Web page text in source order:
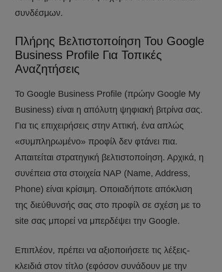
συνδέσμων.
Πλήρης Βελτιστοποίηση Του Google
Business Profile Για Τοπικές
Αναζητήσεις
Το Google Business Profile (πρώην Google My
Business) είναι η απόλυτη ψηφιακή βιτρίνα σας.
Για τις επιχειρήσεις στην Αττική, ένα απλώς
«συμπληρωμένο» προφίλ δεν φτάνει πια.
Απαιτείται στρατηγική βελτιστοποίηση. Αρχικά, η
συνέπεια στα στοιχεία NAP (Name, Address,
Phone) είναι κρίσιμη. Οποιαδήποτε απόκλιση
της διεύθυνσής σας στο προφίλ σε σχέση με το
site σας μπορεί να μπερδέψει την Google.
Επιπλέον, πρέπει να αξιοποιήσετε τις λέξεις-
κλειδιά στον τίτλο (εφόσον συνάδουν με την